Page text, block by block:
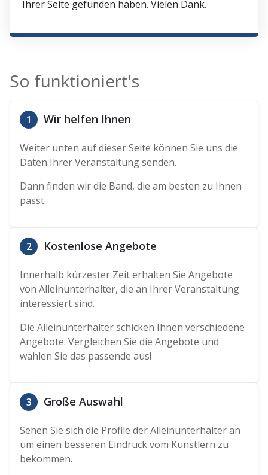
Ihrer Seite gefunden haben. Vielen Dank.
So funktioniert's
1 Wir helfen Ihnen
Weiter unten auf dieser Seite können Sie uns die
Daten Ihrer Veranstaltung senden.
Dann finden wir die Band, die am besten zu Ihnen
passt.
2 Kostenlose Angebote
Innerhalb kürzester Zeit erhalten Sie Angebote
von Alleinunterhalter, die an Ihrer Veranstaltung
interessiert sind.
Die Alleinunterhalter schicken Ihnen verschiedene
Angebote. Vergleichen Sie die Angebote und
wählen Sie das passende aus!
3 Große Auswahl
Sehen Sie sich die Profile der Alleinunterhalter an
um einen besseren Eindruck vom Künstlern zu
bekommen.